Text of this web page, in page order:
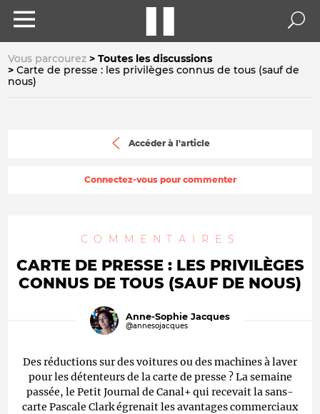
Vous parcourez
Toutes les discussions
Carte de presse : les privilèges connus de tous (sauf de
nous)
Accéder à l'article
Connectez-vous pour commenter
COMMENTAIRES
CARTE DE PRESSE : LES PRIVILÈGES
CONNUS DE TOUS (SAUF DE NOUS)
Anne-Sophie Jacques
@annesojacques
Des réductions sur des voitures ou des machines à laver
pour les détenteurs de la carte de presse ? La semaine
passée, le Petit Journal de Canal+ qui recevait la sans-
carte Pascale Clark égrenait les avantages commerciaux